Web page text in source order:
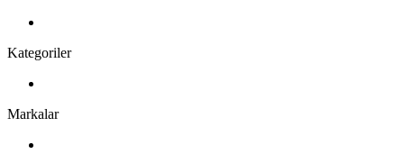
Kategoriler
Markalar